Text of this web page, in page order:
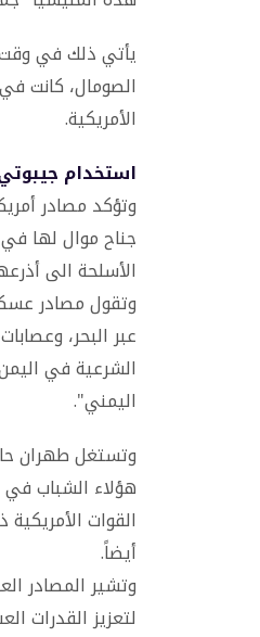
الصومال، كانت
الأمريكية.
استخدام
وتؤكد مصادر
جناح موال لها
الأسلحة الى
وتقول مصادر
عبر البحر،
الشرعية في
اليمني".
وتستغل طهران
هؤلاء الشباب
القوات
أيضاً.
وتشير المصادر
لتعزيز القدرات